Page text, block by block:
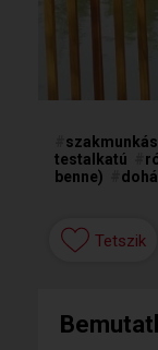
testalkatú
benne)
Tetszik